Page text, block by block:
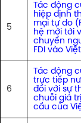
5
Tác động
hiệp định
mại tự do
hệ mới tới
chuyển
FDI vào
6
Tác động
trực tiếp
đối với sự
chuỗi giá
cầu của